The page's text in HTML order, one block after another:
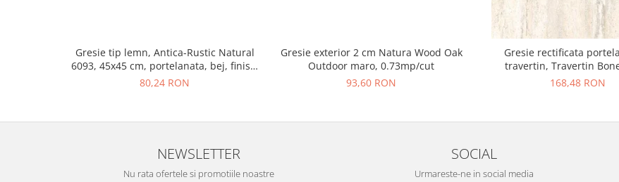
Gresie tip lemn, Antica-Rustic Natural
6093, 45x45 cm, portelanata, bej, finisaj
mat
80,24 RON
Gresie exterior 2 cm Natura Wood Oak
Outdoor maro, 0.73mp/cut
93,60 RON
Gresie rectificata
travertin, Travertin
25621011, 60x120 cm, bej,
168,48 RON
NEWSLETTER
Nu rata ofertele si promotiile noastre
SOCIAL
Urmareste-ne in social media